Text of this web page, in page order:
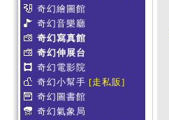
奇幻繪圖館
奇幻音樂廳
奇幻寫真館
奇幻伸展台
奇幻電影院
奇幻小幫手 [走私販]
奇幻圖書館
奇幻氣象局